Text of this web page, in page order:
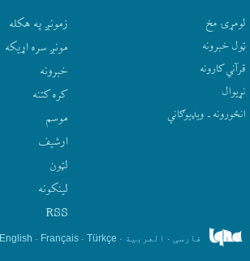
لومړۍ مخ
ټول خبرونه
قرآني کارونه
نړيوال
انځورونه ـ ویډیوګانې
زمونږ په هکله
مونږ سره اړيکه
‫خبرونه
کره کتنه
موسم
ارشيف
لټون
لينکونه
RSS
فارسی . العربیة .
Türkçe
.
Français
.
English